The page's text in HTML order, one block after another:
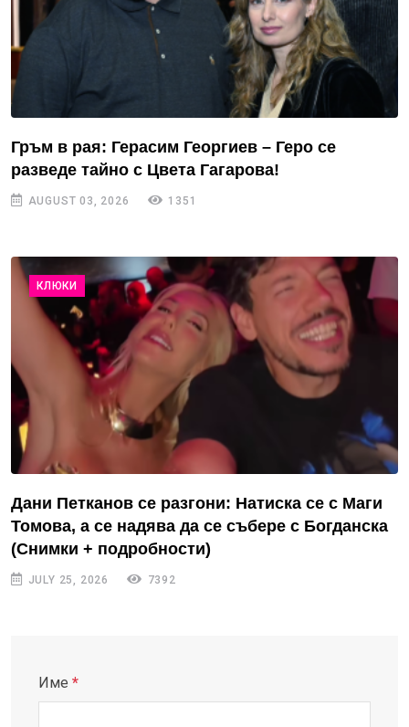
Гръм в рая: Герасим Георгиев – Геро се
разведе тайно с Цвета Гагарова!
AUGUST 03, 2026 1351
КЛЮКИ
Дани Петканов се разгони: Натиска се с Маги
Томова, а се надява да се събере с Богданска
(Снимки + подробности)
JULY 25, 2026 7392
Име *